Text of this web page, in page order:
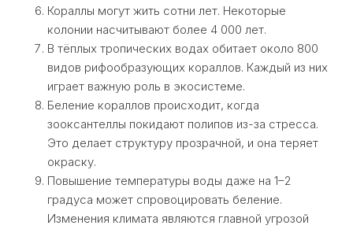
Кораллы могут жить сотни лет. Некоторые
колонии насчитывают более 4 000 лет.
В тёплых тропических водах обитает около 800
видов рифообразующих кораллов. Каждый из них
играет важную роль в экосистеме.
Беление кораллов происходит, когда
зооксантеллы покидают полипов из-за стресса.
Это делает структуру прозрачной, и она теряет
окраску.
Повышение температуры воды даже на 1–2
градуса может спровоцировать беление.
Изменения климата являются главной угрозой